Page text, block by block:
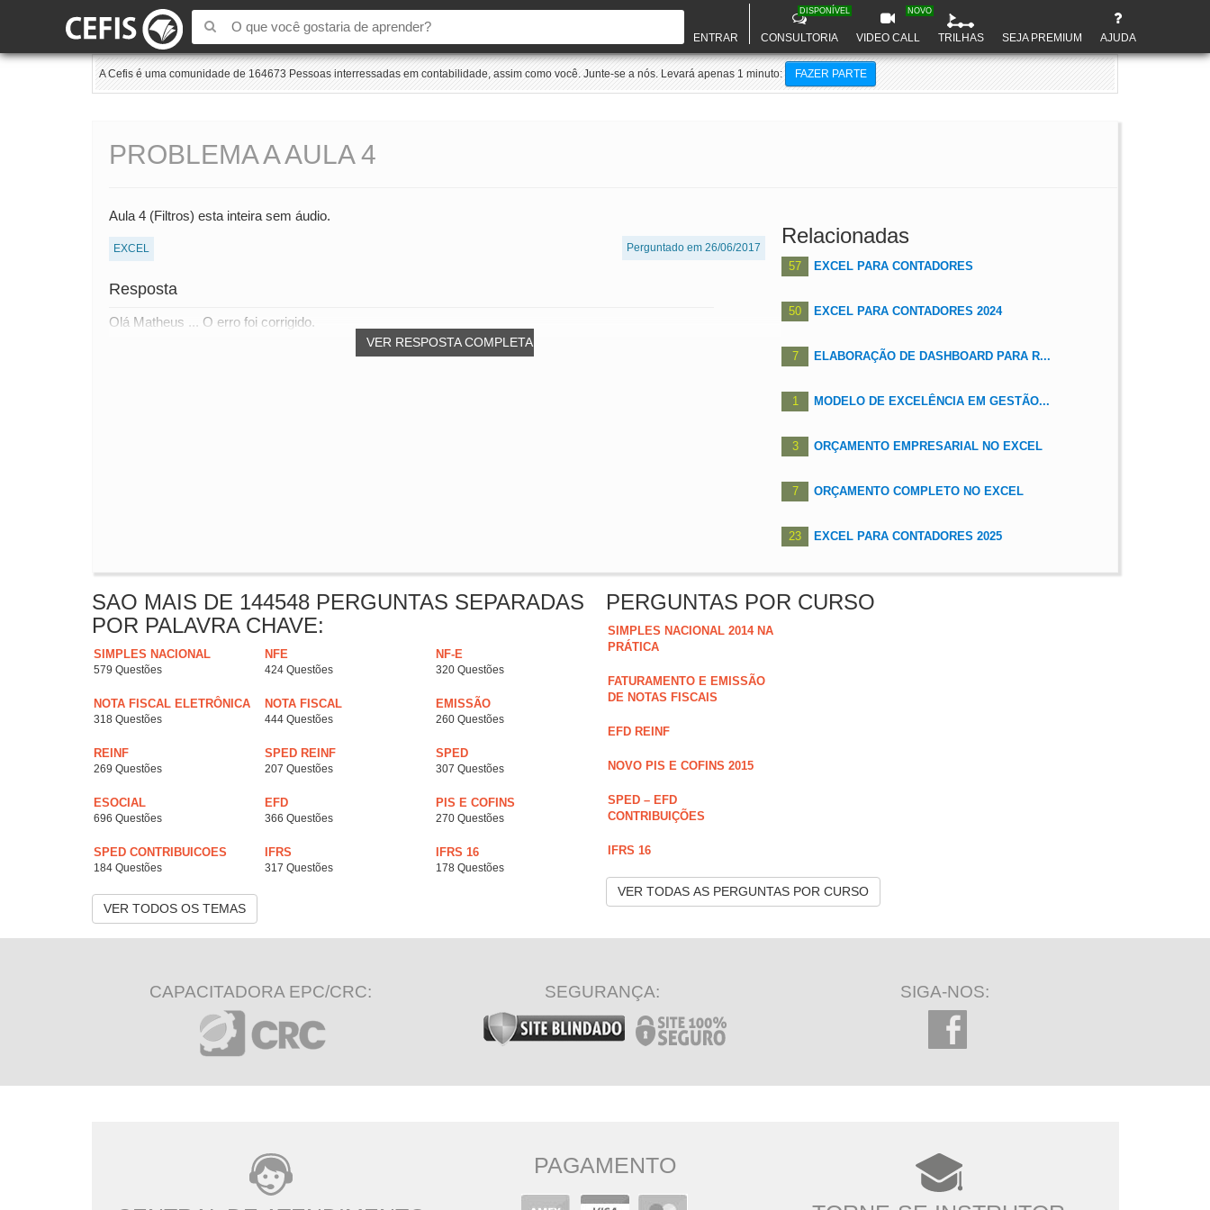
ENTRAR CONSULTORIA
DISPONÍVEL
VIDEO CALL
NOVO
TRILHAS SEJA PREMIUM AJUDA
A Cefis é uma comunidade de 164673 Pessoas interressadas em contabilidade, assim como você. Junte-se a nós. Levará apenas 1 minuto: FAZER PARTE
PROBLEMA A AULA 4
Aula 4 (Filtros) esta inteira sem áudio.
EXCEL Perguntado em 26/06/2017
Resposta
VER RESPOSTA COMPLETA
Olá Matheus ... O erro foi corrigido.
Relacionadas
57 EXCEL PARA CONTADORES
50 EXCEL PARA CONTADORES 2024
7 ELABORAÇÃO DE DASHBOARD PARA R...
1 MODELO DE EXCELÊNCIA EM GESTÃO...
3 ORÇAMENTO EMPRESARIAL NO EXCEL
7 ORÇAMENTO COMPLETO NO EXCEL
23 EXCEL PARA CONTADORES 2025
SAO MAIS DE 144548 PERGUNTAS SEPARADAS
POR PALAVRA CHAVE:
SIMPLES NACIONAL
579 Questões
NFE
424 Questões
NF-E
320 Questões
NOTA FISCAL ELETRÔNICA
318 Questões
NOTA FISCAL
444 Questões
EMISSÃO
260 Questões
REINF
269 Questões
SPED REINF
207 Questões
SPED
307 Questões
ESOCIAL
696 Questões
EFD
366 Questões
PIS E COFINS
270 Questões
SPED CONTRIBUICOES
184 Questões
IFRS
317 Questões
IFRS 16
178 Questões
VER TODOS OS TEMAS
PERGUNTAS POR CURSO
SIMPLES NACIONAL 2014 NA
PRÁTICA
FATURAMENTO E EMISSÃO
DE NOTAS FISCAIS
EFD REINF
NOVO PIS E COFINS 2015
SPED – EFD
CONTRIBUIÇÕES
IFRS 16
VER TODAS AS PERGUNTAS POR CURSO
CAPACITADORA EPC/CRC: SEGURANÇA: SIGA-NOS:
PAGAMENTO